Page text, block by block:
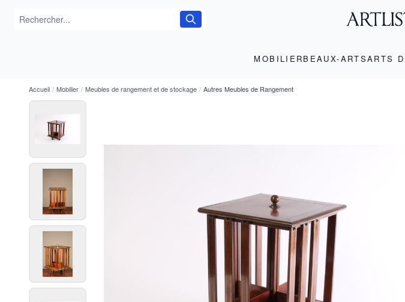
MOBILIERBEAUX-ARTSARTS
Accueil / Mobilier / Meubles de rangement et de stockage / Autres Meubles de Rangement